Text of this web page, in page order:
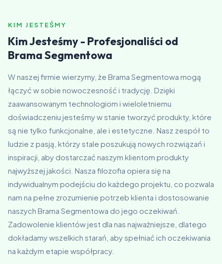
KIM JESTEŚMY
Kim Jesteśmy - Profesjonaliści od
Brama Segmentowa
W naszej firmie wierzymy, że Brama Segmentowa mogą
łączyć w sobie nowoczesność i tradycję. Dzięki
zaawansowanym technologiom i wieloletniemu
doświadczeniu jesteśmy w stanie tworzyć produkty, które
są nie tylko funkcjonalne, ale i estetyczne. Nasz zespół to
ludzie z pasją, którzy stale poszukują nowych rozwiązań i
inspiracji, aby dostarczać naszym klientom produkty
najwyższej jakości. Nasza filozofia opiera się na
indywidualnym podejściu do każdego projektu, co pozwala
nam na pełne zrozumienie potrzeb klienta i dostosowanie
naszych Brama Segmentowa do jego oczekiwań.
Zadowolenie klientów jest dla nas najważniejsze, dlatego
dokładamy wszelkich starań, aby spełniać ich oczekiwania
na każdym etapie współpracy.